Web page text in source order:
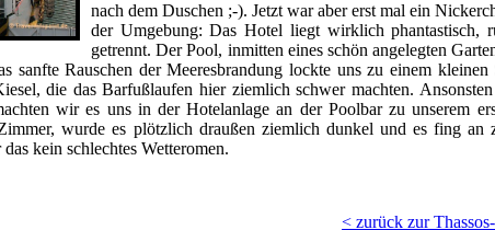
nach dem Duschen ;-). Jetzt war aber erst mal ein
der Umgebung: Das Hotel liegt wirklich
getrennt. Der Pool, inmitten eines schön angelegten
sanfte Rauschen der Meeresbrandung lockte uns zu einem
die das Barfußlaufen hier ziemlich schwer machten.
wir es uns in der Hotelanlage an der Poolbar zu unserem
wurde es plötzlich draußen ziemlich dunkel und es fing
kein schlechtes Wetteromen.
< zurück zur